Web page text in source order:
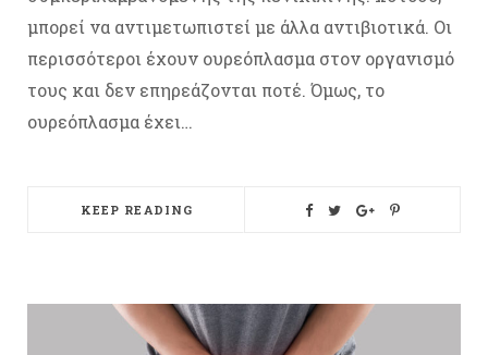
μπορεί να αντιμετωπιστεί με άλλα αντιβιοτικά. Οι
περισσότεροι έχουν ουρεόπλασμα στον οργανισμό
τους και δεν επηρεάζονται ποτέ. Όμως, το
ουρεόπλασμα έχει…
KEEP READING